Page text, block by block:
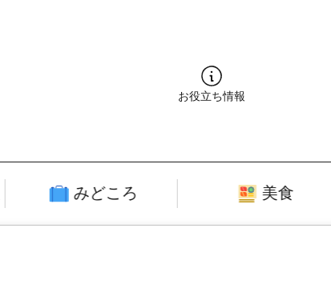
お役立ち情報
みどころ 美食